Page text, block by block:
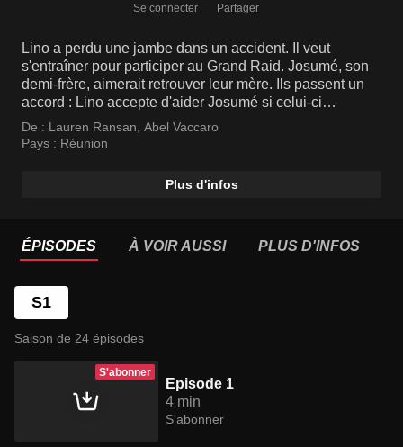
Se connecter Partager
Lino a perdu une jambe dans un accident. Il veut
s'entraîner pour participer au Grand Raid. Josumé, son
demi-frère, aimerait retrouver leur mère. Ils passent un
accord : Lino accepte d'aider Josumé si celui-ci
s'entraîne avec lui.
De : Lauren Ransan, Abel Vaccaro
Pays : Réunion
Plus d'infos
ÉPISODES À VOIR AUSSI PLUS D'INFOS
S1
Saison de 24 épisodes
S'abonner
Episode 1
4 min
S'abonner